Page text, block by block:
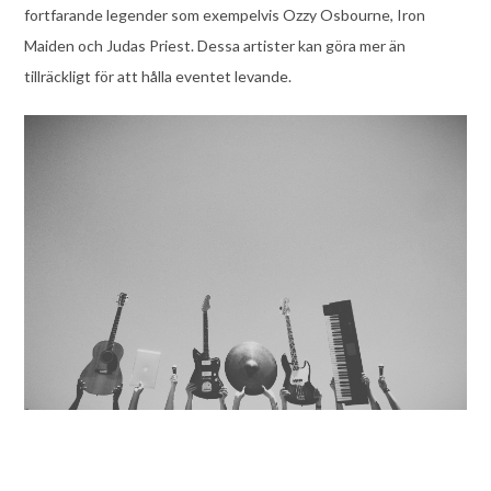
fortfarande legender som exempelvis Ozzy Osbourne, Iron
Maiden och Judas Priest. Dessa artister kan göra mer än
tillräckligt för att hålla eventet levande.